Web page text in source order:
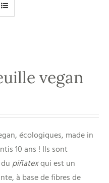
vegan
écologiques, made in
10 ans ! Ils sont
piñatexqui est un
à base de fibres de